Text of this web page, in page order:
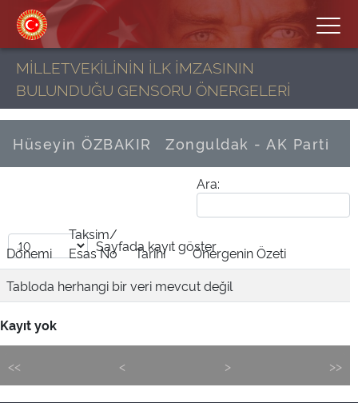
MİLLETVEKİLİNİN İLK İMZASININ
BULUNDUĞU GENSORU ÖNERGELERİ
Hüseyin ÖZBAKIR Zonguldak - AK Parti
Ara:
Sayfada kayıt göster
Dönemi
Taksim/
Esas No
Tarihi
Önergenin Özeti
Tabloda herhangi bir veri mevcut değil
Kayıt yok
<< < > >>